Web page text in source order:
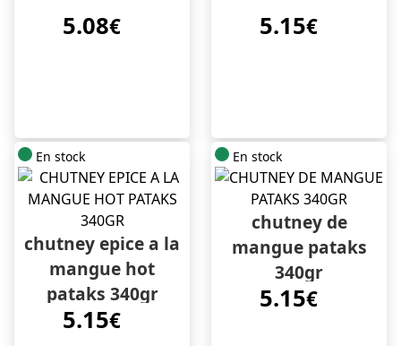
5.08€ 5.15€
En stock
chutney epice a la
mangue hot
pataks 340gr
5.15€
En stock
chutney de
mangue pataks
340gr
5.15€